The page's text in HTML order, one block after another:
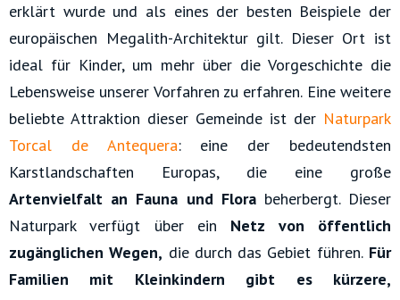
erklärt wurde und als eines der besten Beispiele der
europäischen Megalith-Architektur gilt. Dieser Ort ist
ideal für Kinder, um mehr über die Vorgeschichte die
Lebensweise unserer Vorfahren zu erfahren. Eine weitere
beliebte Attraktion dieser Gemeinde ist der Naturpark
Torcal de Antequera: eine der bedeutendsten
Karstlandschaften Europas, die eine große
Artenvielfalt an Fauna und Flora beherbergt. Dieser
Naturpark verfügt über ein Netz von öffentlich
zugänglichen Wegen, die durch das Gebiet führen.Für
Familien mit Kleinkindern gibt es kürzere,